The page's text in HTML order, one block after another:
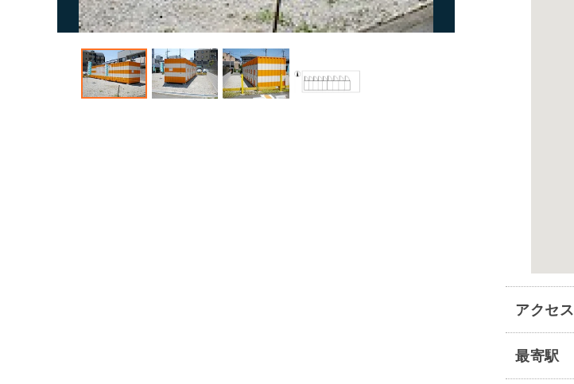
アクセス
最寄駅